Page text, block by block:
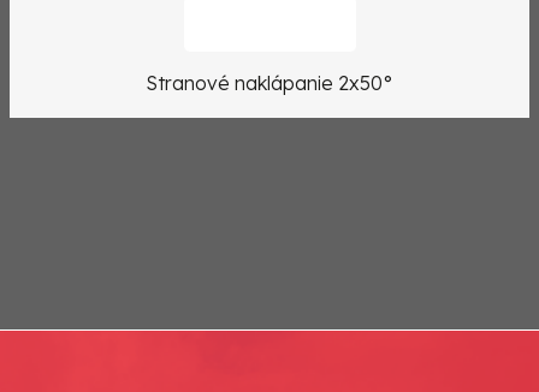
Stranové naklápanie 2x50°